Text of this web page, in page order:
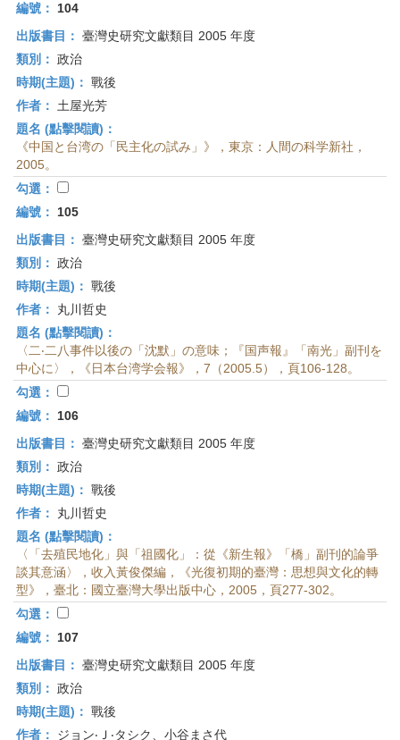
編號：
104
出版書目： 臺灣史研究文獻類目 2005 年度
類別： 政治
時期(主題)： 戰後
作者：
土屋光芳
題名 (點擊閱讀)：
《中国と台湾の「民主化の試み」》，東京：人間の科学新社，
2005。
勾選：
編號：
105
出版書目： 臺灣史研究文獻類目 2005 年度
類別： 政治
時期(主題)： 戰後
作者：
丸川哲史
題名 (點擊閱讀)：
〈二‧二八事件以後の「沈默」の意味；『国声報』「南光」副刊を
中心に〉，《日本台湾学会報》，7（2005.5），頁106-128。
勾選：
編號：
106
出版書目： 臺灣史研究文獻類目 2005 年度
類別： 政治
時期(主題)： 戰後
作者：
丸川哲史
題名 (點擊閱讀)：
〈「去殖民地化」與「祖國化」：從《新生報》「橋」副刊的論爭
談其意涵〉，收入黃俊傑編，《光復初期的臺灣：思想與文化的轉
型》，臺北：國立臺灣大學出版中心，2005，頁277-302。
勾選：
編號：
107
出版書目： 臺灣史研究文獻類目 2005 年度
類別： 政治
時期(主題)： 戰後
作者：
ジョン‧Ｊ‧タシク、小谷まさ代